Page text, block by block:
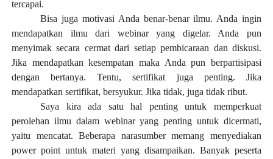
tercapai.
Bisa juga motivasi Anda benar-benar ilmu. Anda ingin
mendapatkan ilmu dari webinar yang digelar. Anda pun
menyimak secara cermat dari setiap pembicaraan dan diskusi.
Jika mendapatkan kesempatan maka Anda pun berpartisipasi
dengan bertanya. Tentu, sertifikat juga penting. Jika
mendapatkan sertifikat, bersyukur. Jika tidak, juga tidak ribut.
Saya kira ada satu hal penting untuk memperkuat
perolehan ilmu dalam webinar yang penting untuk dicermati,
yaitu mencatat. Beberapa narasumber memang menyediakan
power point untuk materi yang disampaikan. Banyak peserta